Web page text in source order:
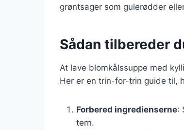
grøntsager som gulerødder
Sådan tilbereder
At lave blomkålssuppe med
Her er en trin-for-trin guide til,
Forbered ingredienserne:
tern.